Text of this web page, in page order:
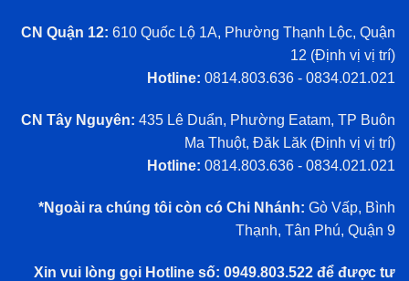
CN Quận 12: 610 Quốc Lộ 1A, Phường Thạnh Lộc, Quận
12 (Định vị vị trí)
Hotline: 0814.803.636 - 0834.021.021
CN Tây Nguyên: 435 Lê Duẩn, Phường Eatam, TP Buôn
Ma Thuột, Đăk Lăk (Định vị vị trí)
Hotline: 0814.803.636 - 0834.021.021
*Ngoài ra chúng tôi còn có Chi Nhánh: Gò Vấp, Bình
Thạnh, Tân Phú, Quận 9
Xin vui lòng gọi Hotline số: 0949.803.522 để được tư